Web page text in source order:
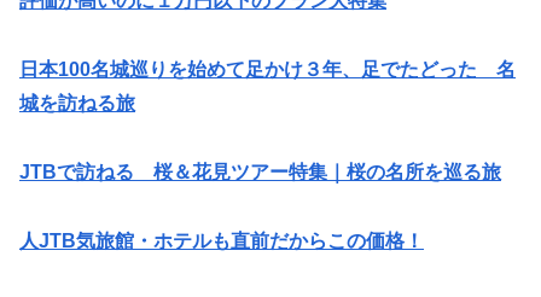
日本100名城巡りを始めて足かけ３年、足でたどった 名
城を訪ねる旅
JTBで訪ねる 桜＆花見ツアー特集｜桜の名所を巡る旅
人JTB気旅館・ホテルも直前だからこの価格！